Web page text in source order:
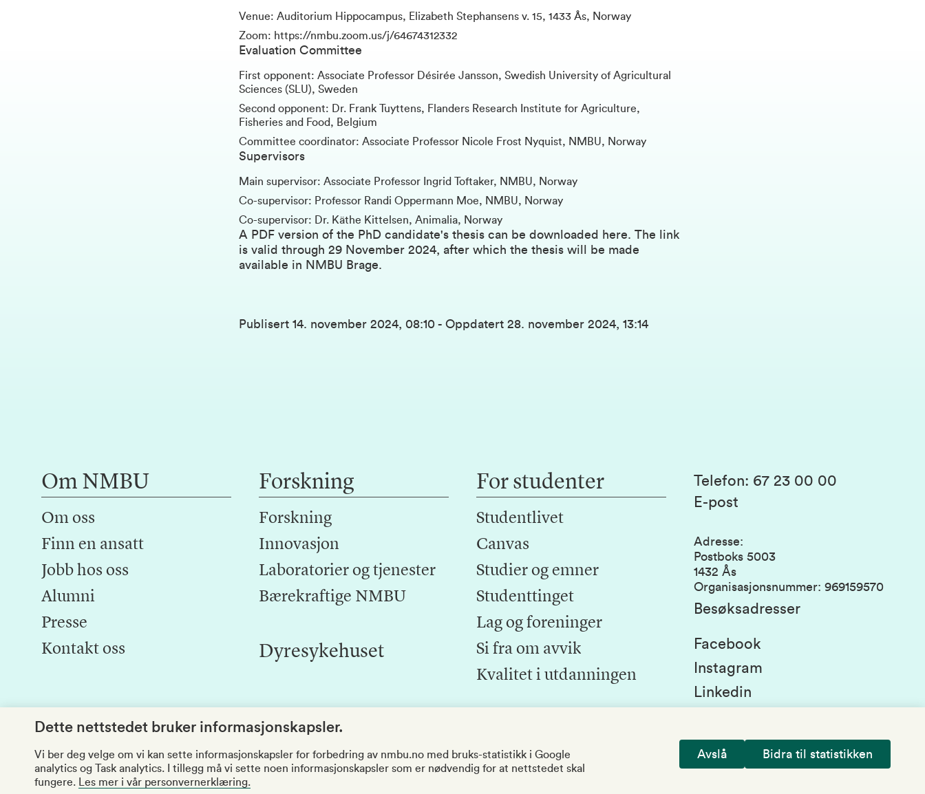
Venue: Auditorium Hippocampus, Elizabeth Stephansens v. 15, 1433 Ås, Norway
Zoom: https://nmbu.zoom.us/j/64674312332
Evaluation Committee
First opponent: Associate Professor Désirée Jansson, Swedish University of Agricultural
Sciences (SLU), Sweden
Second opponent: Dr. Frank Tuyttens, Flanders Research Institute for Agriculture,
Fisheries and Food, Belgium
Committee coordinator: Associate Professor Nicole Frost Nyquist, NMBU, Norway
Supervisors
Main supervisor: Associate Professor Ingrid Toftaker, NMBU, Norway
Co-supervisor: Professor Randi Oppermann Moe, NMBU, Norway
Co-supervisor: Dr. Käthe Kittelsen, Animalia, Norway
A PDF version of the PhD candidate's thesis can be downloaded here. The link
is valid through 29 November 2024, after which the thesis will be made
available in NMBU Brage.
Publisert 14. november 2024, 08:10 - Oppdatert 28. november 2024, 13:14
Om NMBU
Om oss
Finn en ansatt
Jobb hos oss
Alumni
Presse
Kontakt oss
Forskning
Forskning
Innovasjon
Laboratorier og tjenester
Bærekraftige NMBU
Dyresykehuset
For studenter
Studentlivet
Canvas
Studier og emner
Studenttinget
Lag og foreninger
Si fra om avvik
Kvalitet i utdanningen
Telefon: 67 23 00 00
E-post
Adresse:
Postboks 5003
1432 Ås
Organisasjonsnummer: 969159570
Besøksadresser
Facebook
Instagram
Linkedin
Dette nettstedet bruker informasjonskapsler.
Vi ber deg velge om vi kan sette informasjonskapsler for forbedring av nmbu.no med bruks-statistikk i Google
analytics og Task analytics. I tillegg må vi sette noen informasjonskapsler som er nødvendig for at nettstedet skal
fungere.
Les mer i vår personvernerklæring.
Avslå Bidra til statistikken